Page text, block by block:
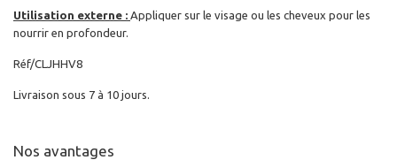
Utilisation externe : Appliquer sur le visage ou les cheveux pour les
nourrir en profondeur.
Réf/CLJHHV8
Livraison sous 7 à 10 jours.
Nos avantages